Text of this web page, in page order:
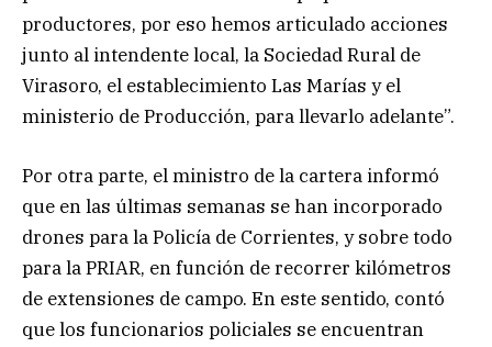
productores, por eso hemos articulado acciones
junto al intendente local, la Sociedad Rural de
Virasoro, el establecimiento Las Marías y el
ministerio de Producción, para llevarlo adelante”.
Por otra parte, el ministro de la cartera informó
que en las últimas semanas se han incorporado
drones para la Policía de Corrientes, y sobre todo
para la PRIAR, en función de recorrer kilómetros
de extensiones de campo. En este sentido, contó
que los funcionarios policiales se encuentran